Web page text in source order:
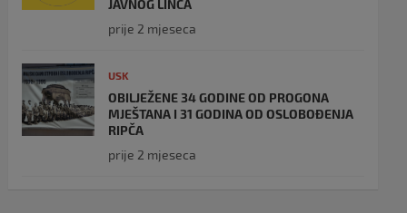
JAVNOG LINČA
prije 2 mjeseca
USK
OBILJEŽENE 34 GODINE OD PROGONA
MJEŠTANA I 31 GODINA OD OSLOBOĐENJA
RIPČA
prije 2 mjeseca